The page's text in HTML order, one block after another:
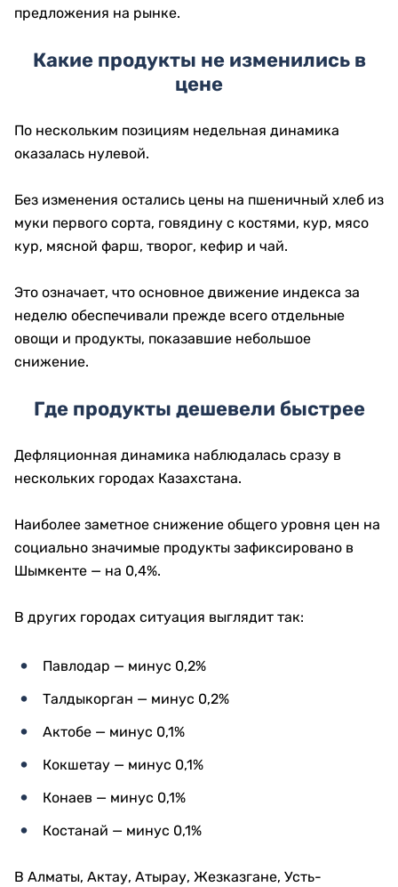
предложения на рынке.
Какие продукты не изменились в
цене
По нескольким позициям недельная динамика
оказалась нулевой.
Без изменения остались цены на пшеничный хлеб из
муки первого сорта, говядину с костями, кур, мясо
кур, мясной фарш, творог, кефир и чай.
Это означает, что основное движение индекса за
неделю обеспечивали прежде всего отдельные
овощи и продукты, показавшие небольшое
снижение.
Где продукты дешевели быстрее
Дефляционная динамика наблюдалась сразу в
нескольких городах Казахстана.
Наиболее заметное снижение общего уровня цен на
социально значимые продукты зафиксировано в
Шымкенте — на 0,4%.
В других городах ситуация выглядит так:
Павлодар — минус 0,2%
Талдыкорган — минус 0,2%
Актобе — минус 0,1%
Кокшетау — минус 0,1%
Конаев — минус 0,1%
Костанай — минус 0,1%
В Алматы, Актау, Атырау, Жезказгане, Усть-